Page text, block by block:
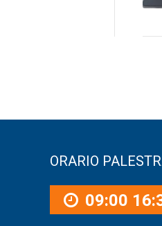
ORARIO
09:00